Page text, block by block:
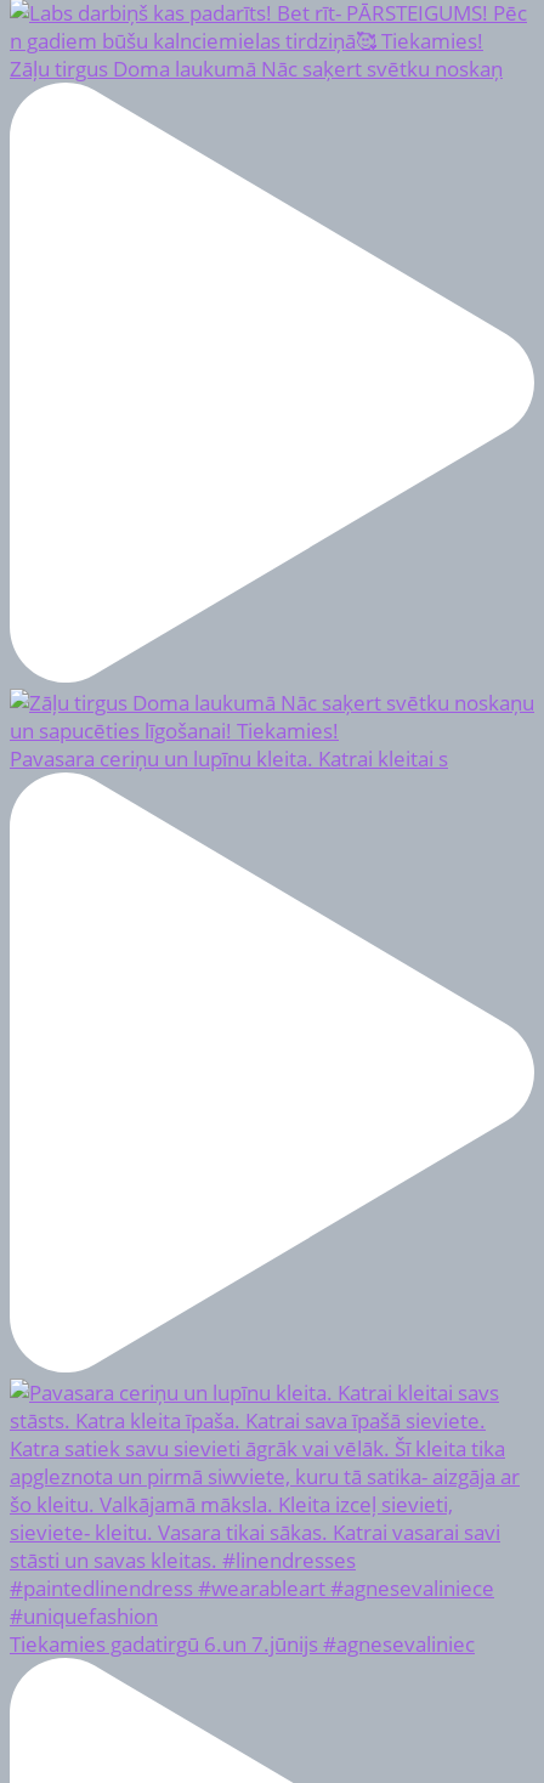
Zāļu tirgus Doma laukumā Nāc saķert svētku noskaņ
Pavasara ceriņu un lupīnu kleita. Katrai kleitai s
Tiekamies gadatirgū 6.un 7.jūnijs #agnesevaliniec